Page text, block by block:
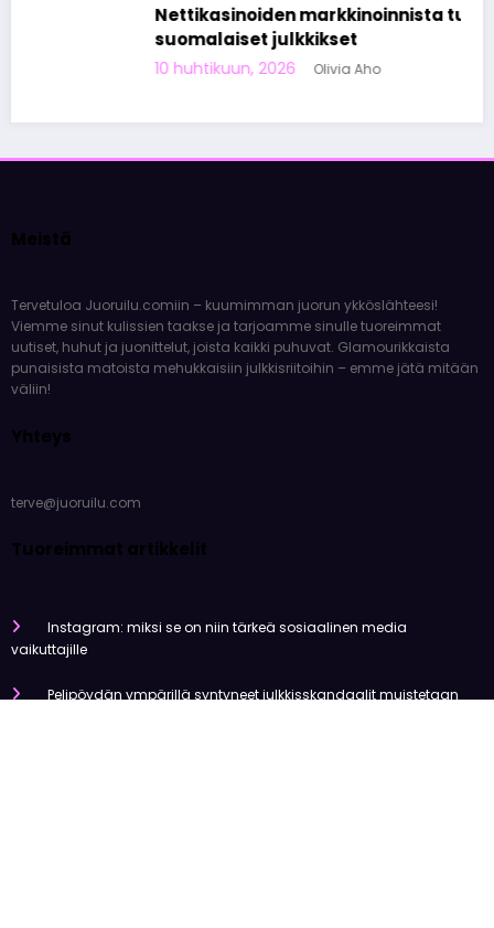
Nettikasinoiden markkinoinnista tunnetut
suomalaiset julkkikset
10 huhtikuun, 2026 Olivia Aho
Meistä
Tervetuloa Juoruilu.comiin – kuumimman juorun ykköslähteesi!
Viemme sinut kulissien taakse ja tarjoamme sinulle tuoreimmat
uutiset, huhut ja juonittelut, joista kaikki puhuvat. Glamourikkaista
punaisista matoista mehukkaisiin julkkisriitoihin – emme jätä mitään
väliin!
Yhteys
terve@juoruilu.com
Tuoreimmat artikkelit
Instagram: miksi se on niin tärkeä sosiaalinen media
vaikuttajille
Pelipöydän ympärillä syntyneet julkkisskandaalit muistetaan